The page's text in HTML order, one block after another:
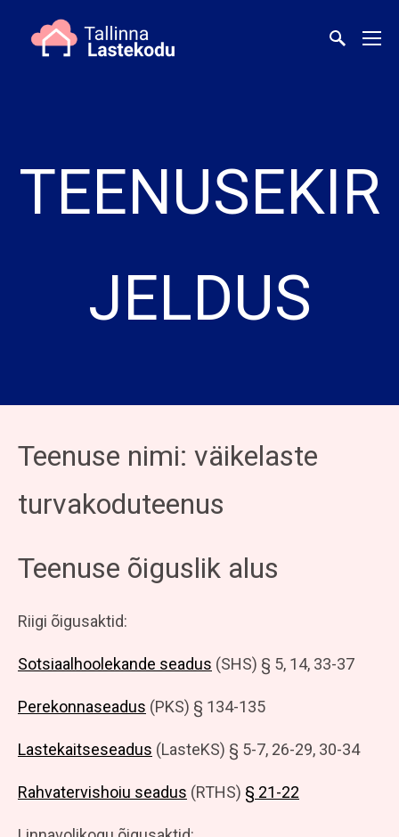
TEENUSEKIR
JELDUS
Teenuse nimi: väikelaste
turvakoduteenus
Teenuse õiguslik alus
Riigi õigusaktid:
Sotsiaalhoolekande seadus (SHS) § 5, 14, 33-37
Perekonnaseadus (PKS) § 134-135
Lastekaitseseadus (LasteKS) § 5-7, 26-29, 30-34
Rahvatervishoiu seadus (RTHS) § 21-22